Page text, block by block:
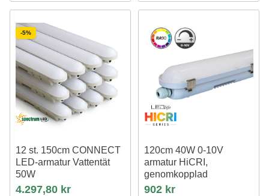
-5%
12 st. 150cm CONNECT
LED-armatur Vattentät
50W
230V, 6000lm, IP65, IK08, 4000K
4.297,80 kr
120cm 40W 0-10V
armatur HiCRI,
genomkopplad
IP65, RA90, flimmerfri
902 kr